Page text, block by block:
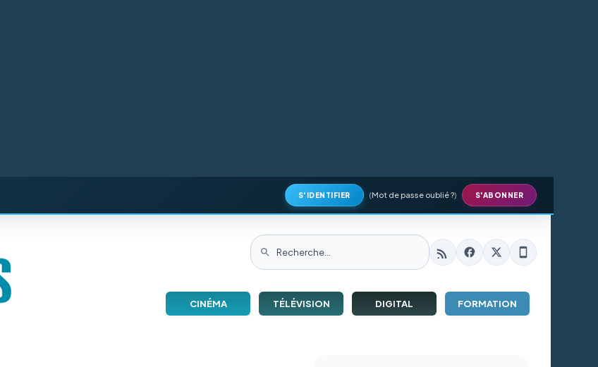
S'IDENTIFIER (Mot de passe oublié ?) S'ABONNER
CINÉMA TÉLÉVISION DIGITAL FORMATION